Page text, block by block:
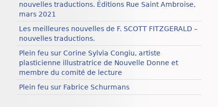
nouvelles traductions. Éditions Rue Saint Ambroise,
mars 2021
Les meilleures nouvelles de F. SCOTT FITZGERALD –
nouvelles traductions.
Plein feu sur Corine Sylvia Congiu, artiste
plasticienne illustratrice de Nouvelle Donne et
membre du comité de lecture
Plein feu sur Fabrice Schurmans